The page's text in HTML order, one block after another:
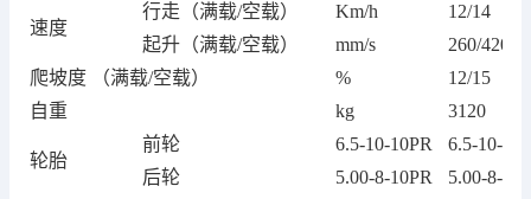
速度
行走（满载/空载） Km/h
12/14
起升（满载/空载）
mm/s
260/420
爬坡度 （满载/空载）
%
12/15
自重
kg 3120
轮胎
前轮 6.5-10-10PR
6.5-10-
后轮
5.00-8-10PR 5.00-8-